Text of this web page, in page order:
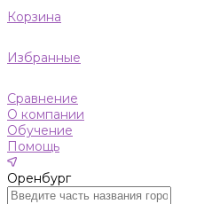
Корзина
Избранные
Сравнение
О компании
Обучение
Помощь
Оренбург